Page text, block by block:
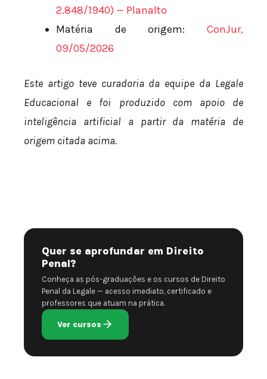
2.848/1940) — Planalto
Matéria de origem: ConJur,
09/05/2026
Este artigo teve curadoria da equipe da Legale
Educacional e foi produzido com apoio de
inteligência artificial a partir da matéria de
origem citada acima.
Quer se aprofundar em Direito
Penal?
Conheça as pós-graduações e os cursos de Direito
Penal da Legale — acesso imediato, certificado e
professores que atuam na prática.
Ver cursos